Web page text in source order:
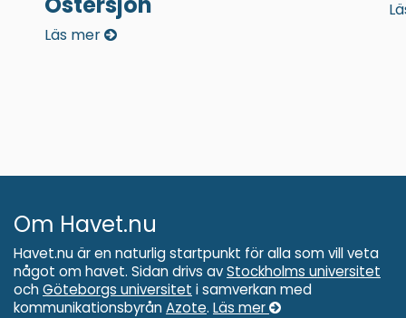
Läs mer
Om Havet.nu
Havet.nu är en naturlig startpunkt för alla som vill veta
något om havet. Sidan drivs avStockholms universitet
och Göteborgs universitet i samverkan med
kommunikationsbyrån Azote. Läs mer